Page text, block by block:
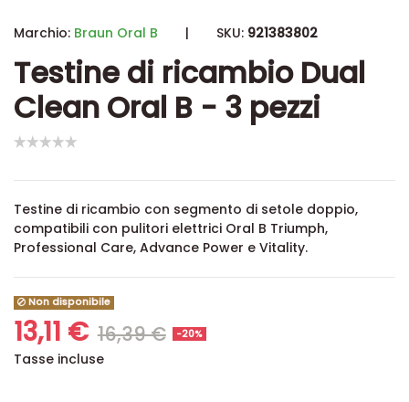
Marchio: Braun Oral B | SKU: 921383802
Testine di ricambio Dual
Clean Oral B - 3 pezzi
Testine di ricambio con segmento di setole doppio,
compatibili con pulitori elettrici Oral B Triumph,
Professional Care, Advance Power e Vitality.
Non disponibile
13,11 € 16,39 € -20%
Tasse incluse